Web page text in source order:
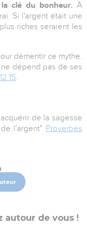
clé du bonheur. À
Si l'argent était une
riches seraient les
démentir ce mythe.
dépend pas de ses
.
de la sagesse
l'argent" Proverbes
autour de vous !